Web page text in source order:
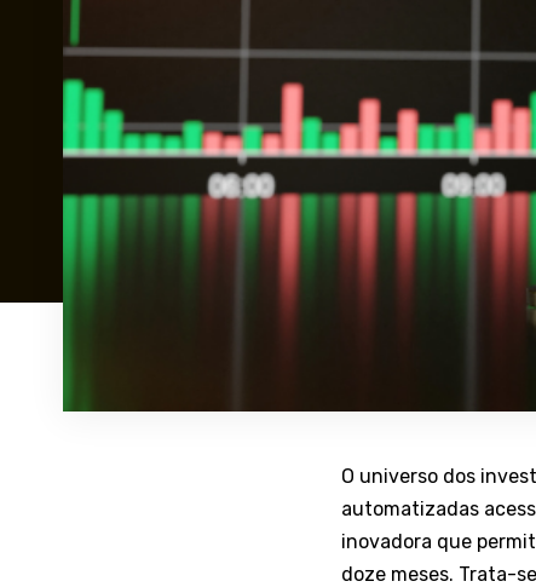
O universo dos
automatizadas
inovadora que
doze meses. Trata-